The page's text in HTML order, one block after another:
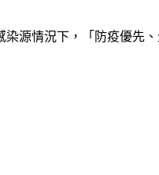
源情況下，「防疫優先、